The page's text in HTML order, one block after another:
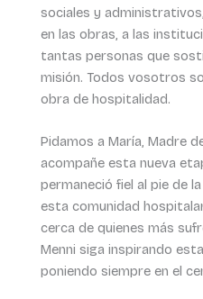
sociales y
en las obras, a las
tantas personas que
misión. Todos vosotros
obra de hospitalidad.
Pidamos a María, Madre
acompañe esta nueva
permaneció fiel al pie de
esta comunidad
cerca de quienes más
Menni siga inspirando
poniendo siempre en el